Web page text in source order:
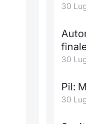
30
30
Pil:
30